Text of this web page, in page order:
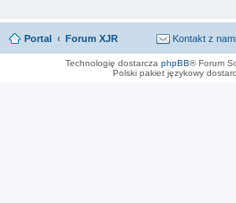
Portal Forum XJR Kontakt z nami
Technologię dostarcza phpBB® Forum
Polski pakiet językowy